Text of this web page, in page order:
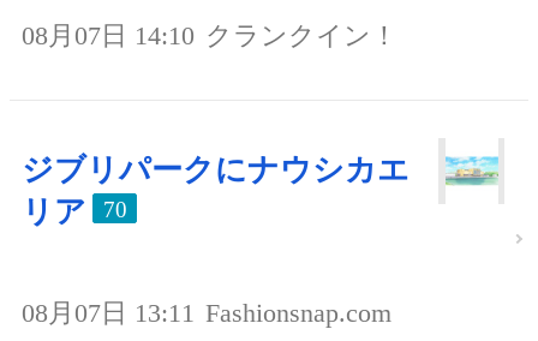
08月07日 14:10 クランクイン！
ジブリパークにナウシカエ
リア
70
08月07日 13:11 Fashionsnap.com